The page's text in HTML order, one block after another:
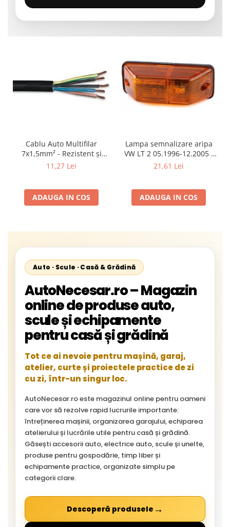
Cablu Auto Multifilar
7x1,5mm² - Rezistent și
Flexibil pentru Remorci 12V-
11,27 Lei
ADAUGA IN COS
Lampa semnalizare aripa
VW LT 2 05.1996-12.2005 ;
Mercedes Sprinter 1995-
Neoplan Euroliner,
Starliner,Centroliner,
21,61 Lei
ADAUGA IN COS
Auto · Scule · Casă & Grădină
AutoNecesar.ro – Magazin
online de produse auto,
scule și echipamente
pentru casă și grădină
Tot ce ai nevoie pentru mașină, garaj,
atelier, curte și proiectele practice de zi
cu zi, într-un singur loc.
AutoNecesar.ro este magazinul online pentru oameni
care vor să rezolve rapid lucrurile importante:
întreținerea mașinii, organizarea garajului, echiparea
atelierului și lucrările utile pentru casă și grădină.
Găsești accesorii auto, electrice auto, scule și unelte,
produse pentru gospodărie, timp liber și
echipamente practice, organizate simplu pe
categorii clare.
Descoperă produsele →